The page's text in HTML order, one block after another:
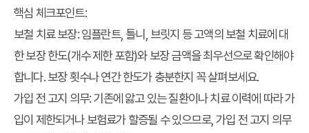
핵심 체크포인트:
보철 치료 보장: 임플란트, 틀니, 브릿지 등 고액의 보철 치료에 대
한 보장 한도(개수 제한 포함)와 보장 금액을 최우선으로 확인해야
합니다. 보장 횟수나 연간 한도가 충분한지 꼭 살펴보세요.
가입 전 고지 의무: 기존에 앓고 있는 질환이나 치료 이력에 따라 가
입이 제한되거나 보험료가 할증될 수 있으므로, 가입 전 고지 의무